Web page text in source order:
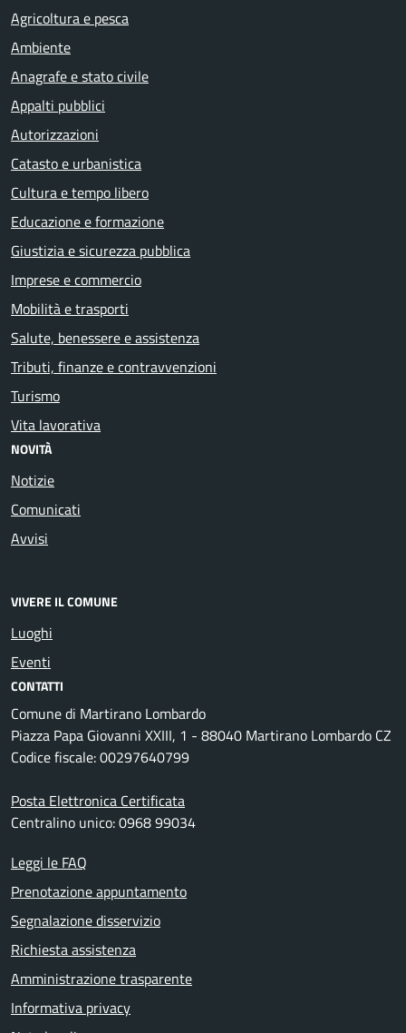
Agricoltura e pesca
Ambiente
Anagrafe e stato civile
Appalti pubblici
Autorizzazioni
Catasto e urbanistica
Cultura e tempo libero
Educazione e formazione
Giustizia e sicurezza pubblica
Imprese e commercio
Mobilità e trasporti
Salute, benessere e assistenza
Tributi, finanze e contravvenzioni
Turismo
Vita lavorativa
NOVITÀ
Notizie
Comunicati
Avvisi
VIVERE IL COMUNE
Luoghi
Eventi
CONTATTI
Comune di Martirano Lombardo
Piazza Papa Giovanni XXIII, 1 - 88040 Martirano Lombardo CZ
Codice fiscale: 00297640799
Posta Elettronica Certificata
Centralino unico: 0968 99034
Leggi le FAQ
Prenotazione appuntamento
Segnalazione disservizio
Richiesta assistenza
Amministrazione trasparente
Informativa privacy